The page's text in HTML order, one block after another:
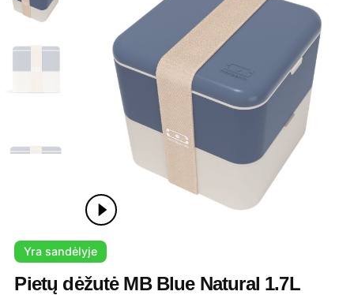
Yra sandėlyje
Pietų dėžutė MB Blue Natural 1.7L